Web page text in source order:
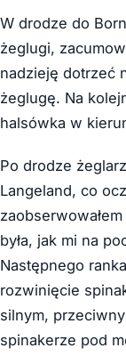
W drodze do
żeglugi,
nadzieję dotrzeć
żeglugę. Na
halsówka w
Po drodze
Langeland, co
była, jak mi na
Następnego
rozwinięcie
silnym,
spinakerze pod